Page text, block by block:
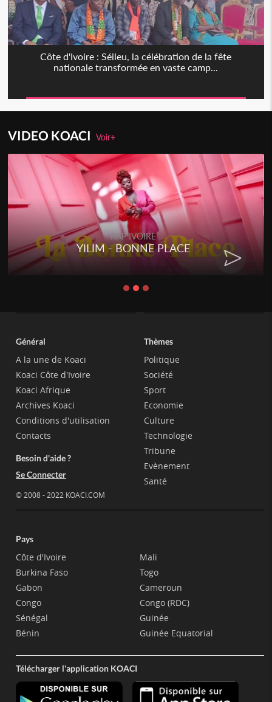
Côte d'Ivoire : Séileu, la célébration de la fête
nationale transformée en vaste camp...
VIDEO KOACIVoir+
RAP IVOIRE
YILIM - BONNE PLACE
Général
A la une de Koaci
Koaci Côte d'Ivoire
Koaci Afrique
Archives Koaci
Conditions d'utilisation
Contacts
Besoin d'aide ?
Se Connecter
© 2008 - 2022 KOACI.COM
Thèmes
Politique
Société
Sport
Economie
Culture
Technologie
Tribune
Evènement
Santé
Pays
Côte d'Ivoire
Burkina Faso
Gabon
Congo
Sénégal
Bénin
Mali
Togo
Cameroun
Congo (RDC)
Guinée
Guinée Equatorial
Télécharger l'application KOACI